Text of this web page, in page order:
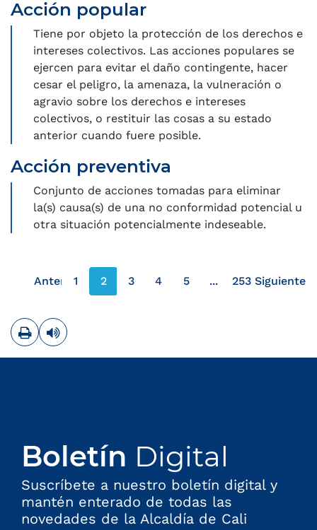
Acción popular
Tiene por objeto la protección de los derechos e
intereses colectivos. Las acciones populares se
ejercen para evitar el daño contingente, hacer
cesar el peligro, la amenaza, la vulneración o
agravio sobre los derechos e intereses
colectivos, o restituir las cosas a su estado
anterior cuando fuere posible.
Acción preventiva
Conjunto de acciones tomadas para eliminar
la(s) causa(s) de una no conformidad potencial u
otra situación potencialmente indeseable.
Anterior
1 2 3 4 5 ... 253 Siguiente
ImprimirLeer contenido
Boletín Digital
Suscríbete a nuestro boletín digital y
mantén enterado de todas las
novedades de la Alcaldía de Cali